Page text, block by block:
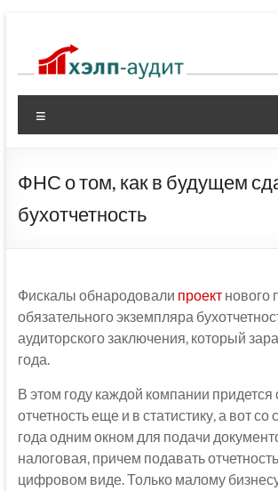
содержимому
ФНС о том, как в будущем
бухотчетность
Фискалы обнародовали проект нового
обязательного экземпляра
аудиторского заключения, который
года.
В этом году каждой компании придется
отчетность еще и в статистику, а вот
года одним окном для подачи
налоговая, причем подавать
цифровом виде. Только малому